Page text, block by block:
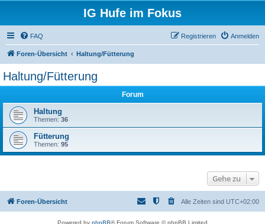
IG Hufe im Fokus
FAQ Anmelden
Registrieren
Foren-Übersicht Haltung/Fütterung
Haltung/Fütterung
Forum
Haltung
Themen: 36
Fütterung
Themen: 95
Gehe zu
Foren-Übersicht Alle Zeiten sind UTC+02:00
Powered by phpBB® Forum Software © phpBB Limited